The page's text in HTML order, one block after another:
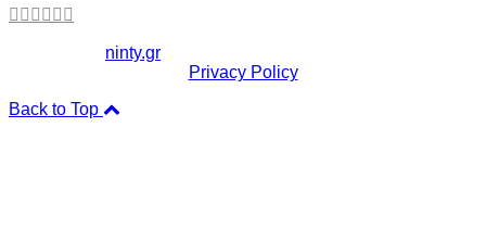
ninty.gr
Privacy Policy
Back to Top